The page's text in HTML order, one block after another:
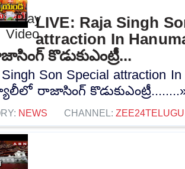
LIVE: Raja Singh
attraction In
కొడుకుఎంట్రీ...
Son Special attraction
రాజాసింగ్
NEWS CHANNEL: